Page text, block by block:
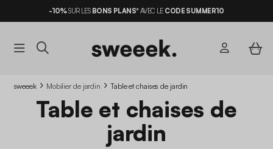
-10%SUR LES BONS PLANS*AVEC LE CODE SUMMER10
sweeek Mobilier de jardin Table et chaises de jardin
Table et chaises de
jardin